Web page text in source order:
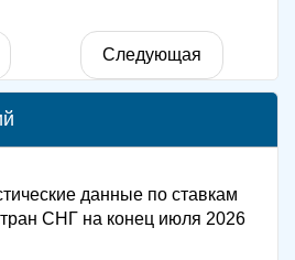
Следующая
данные по ставкам
СНГ на конец июля 2026